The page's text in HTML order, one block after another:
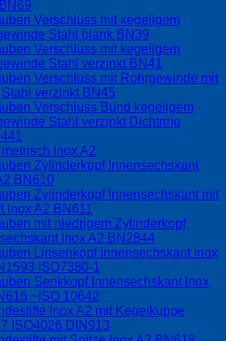
Verschluss mit kegeligem
Stahl blank BN39
Verschluss mit kegeligem
Stahl verzinkt BN41
Verschluss mit Rohrgewinde mit
Stahl verzinkt BN45
Verschluss Bund kegeligem
Stahl verzinkt Dichtring
Inox A2
Zylinderkopf Innensechskant
BN610
Zylinderkopf Innensechskant mit
Inox A2 BN611
mit niedrigem Zylinderkopf
Inox A2 BN2844
Linsenkopf Innensechskant Inox
ISO7380-1
Senkkopf Innensechskant Inox
~ISO 10642
Inox A2 mit Kegelkuppe
ISO4026 DIN913